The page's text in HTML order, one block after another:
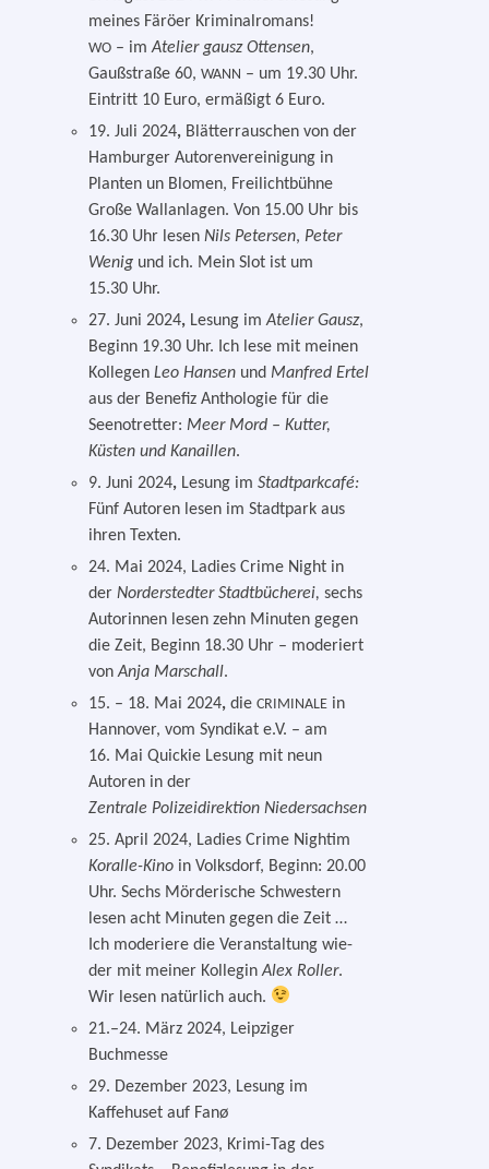
mei­nes Färöer Kriminalromans!
WO – imAtelier gausz Ottensen,
Gaußstraße 60,WANN – um 19.30 Uhr.
Eintritt 10 Euro, ermä­ßigt 6 Euro.
19. Juli 2024, Blätterrauschen von der
Hamburger Autorenvereinigung in
Planten un Blomen, Freilichtbühne
Große Wallanlagen. Von 15.00 Uhr bis
16.30 Uhr lesenNils Petersen, Peter
Wenig und ich. Mein Slot ist um
15.30 Uhr.
27. Juni 2024, Lesung imAtelier Gausz,
Beginn 19.30 Uhr. Ich lese mit mei­nen
KollegenLeo Hansen und Manfred Ertel
aus der Benefiz Anthologie für die
Seenotretter: Meer Mord – Kutter,
Küsten und Kanaillen.
9. Juni 2024, Lesung imStadtparkcafé:
Fünf Autoren lesen im Stadtpark aus
ihren Texten.
24. Mai 2024, Ladies Crime Night in
derNorderstedter Stadtbücherei,sechs
Autorinnen lesen zehn Minuten gegen
die Zeit, Beginn 18.30 Uhr – mode­riert
vonAnja Marschall.
15. – 18. Mai 2024,dieCRIMINALE in
Hannover, vom Syndikat e.V. – am
16. Mai Quickie Lesung mit neun
Autoren in der
Zentrale Polizeidirektion Niedersachsen
25. April 2024, Ladies Crime Nightim
Koralle-Kino in Volksdorf, Beginn: 20.00
Uhr. Sechs Mörderische Schwestern
lesen acht Minuten gegen die Zeit …
Ich mode­rie­re die Veranstaltung wie­
der mit mei­ner KolleginAlex Roller.
Wir lesen natür­lich auch.
21.–24. März 2024, Leipziger
Buchmesse
29. Dezember 2023, Lesung im
Kaffehuset auf Fanø
7. Dezember 2023, Krimi-Tag des